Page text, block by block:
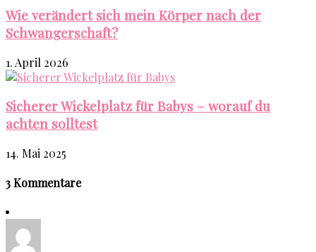
Wie verändert sich mein Körper nach der
Schwangerschaft?
1. April 2026
Sicherer Wickelplatz für Babys – worauf du
achten solltest
14. Mai 2025
3 Kommentare